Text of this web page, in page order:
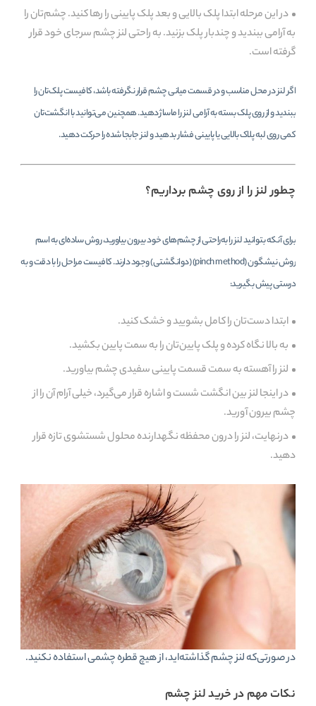
در این مرحله ابتدا پلک بالایی و بعد پلک پایینی را رها کنید. چشم‌تان را
به آرامی ببندید و چندبار پلک بزنید. به راحتی لنز چشم سرجای خود قرار
گرفته است.
اگر لنز در محل مناسب و در قسمت میانی چشم قرار نگرفته باشد، کافیست پلک‌تان را
ببندید و از روی پلک بسته به آرامی لنز را ماساژ دهید. همچنین می‌توانید با انگشت‌تان
کمی روی لبه پلاک بالایی یا پایینی فشار بدهید و لنز جابجا شده را حرکت دهید.
چطور لنز را از روی چشم برداریم؟
برای آنکه بتوانید لنز را به‌راحتی از چشم‌های خود بیرون بیاورید، روش‌ ساده‌ای به اسم
روش نیشگون (pinch method) (دوانگشتی) وجود دارند. کافیست مراحل را با دقت و به
درستی پیش بگیرید:
ابتدا دست‌تان را کامل بشویید و خشک کنید.
به بالا نگاه کرده و پلک پایین‌تان را به سمت پایین بکشید.
لنز را آهسته به سمت قسمت پایینی سفیدی چشم بیاورید.
در اینجا لنز بین انگشت شست و اشاره قرار می‌گیرد، خیلی آرام آن را از
چشم بیرون آورید.
درنهایت، لنز را درون محفظه نگهدارنده محلول شستشوی تازه قرار
دهید.
در صورتی‌که لنز چشم گذاشته‌اید، از هیچ قطره چشمی استفاده نکنید.
نکات مهم در خرید لنز چشم